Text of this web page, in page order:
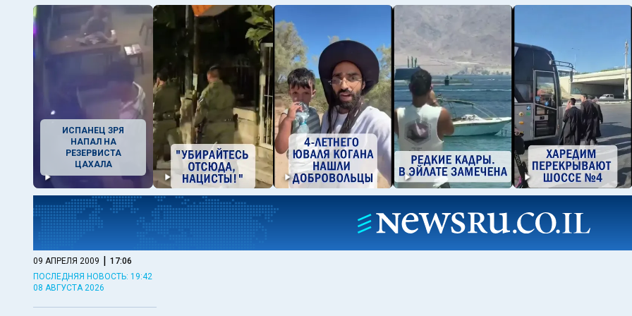
ИСПАНЕЦ ЗРЯ
НАПАЛ НА
РЕЗЕРВИСТА
ЦАХАЛА
09 АПРЕЛЯ 2009 | 17:06
ПОСЛЕДНЯЯ НОВОСТЬ: 19:42
08 АВГУСТА 2026